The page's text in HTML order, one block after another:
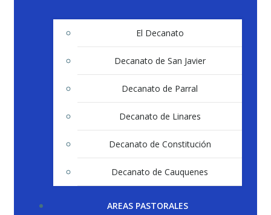
El Decanato
Decanato de San Javier
Decanato de Parral
Decanato de Linares
Decanato de Constitución
Decanato de Cauquenes
AREAS PASTORALES